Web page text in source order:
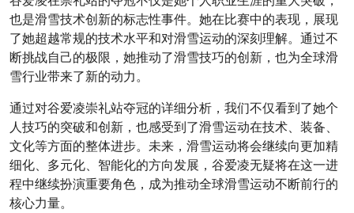
也是滑雪技术创新的标志性事件。她在比赛中的表现，展现
了她超越常规的技术水平和对滑雪运动的深刻理解。通过不
断挑战自己的极限，她推动了滑雪技巧的创新，也为全球滑
雪行业带来了新的动力。
通过对谷爱凌崇礼站夺冠的详细分析，我们不仅看到了她个
人技巧的突破和创新，也感受到了滑雪运动在技术、装备、
文化等方面的整体进步。未来，滑雪运动将会继续向更加精
细化、多元化、智能化的方向发展，谷爱凌无疑将在这一进
程中继续扮演重要角色，成为推动全球滑雪运动不断前行的
核心力量。